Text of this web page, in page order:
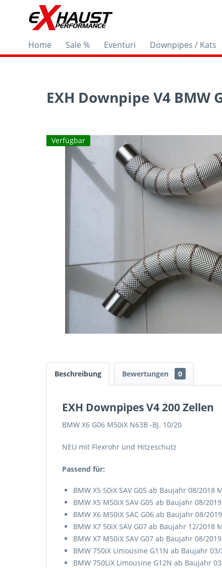
Home Sale % Eventuri Downpipes / Kats
EXH Downpipe V4 BMW
Verfügbar
Beschreibung Bewertungen 0
EXH Downpipes V4 200 Zellen
BMW X6 G06 M50iX N63B -BJ. 10/20
NEU mit Flexrohr und Hitzeschutz
Passend für:
BMW X5 50iX SAV G05 ab Baujahr 08/
BMW X5 M50iX SAV G05 ab Baujahr 08/
BMW X6 M50iX SAC G06 ab Baujahr 08/
BMW X7 50iX SAV G07 ab Baujahr 12/
BMW X7 M50iX SAV G07 ab Baujahr 08/
BMW 750iX Limousine G11N ab Baujahr
BMW 750LiX Limousine G12N ab Baujahr